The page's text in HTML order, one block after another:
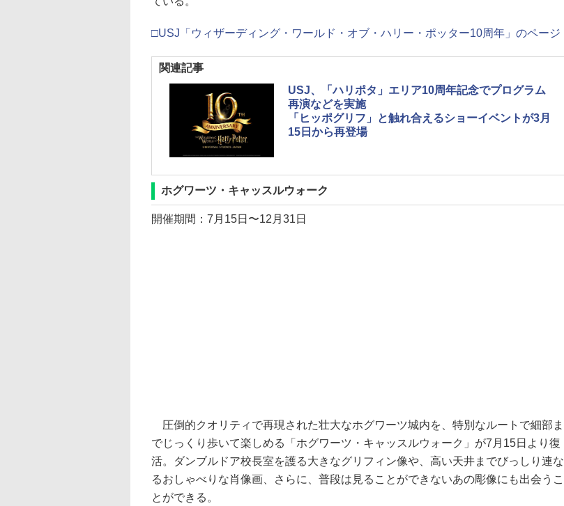
□USJ「ウィザーディング・ワールド・オブ・ハリー・ポッター10周年」のページ
関連記事
USJ、「ハリポタ」エリア10周年記念でプログラム
再演などを実施
「ヒッポグリフ」と触れ合えるショーイベントが3月
15日から再登場
ホグワーツ・キャッスルウォーク
開催期間：7月15日〜12月31日
圧倒的クオリティで再現された壮大なホグワーツ城内を、特別なルートで細部ま
でじっくり歩いて楽しめる「ホグワーツ・キャッスルウォーク」が7月15日より復
活。ダンブルドア校長室を護る大きなグリフィン像や、高い天井までびっしり連な
るおしゃべりな肖像画、さらに、普段は見ることができないあの彫像にも出会うこ
とができる。